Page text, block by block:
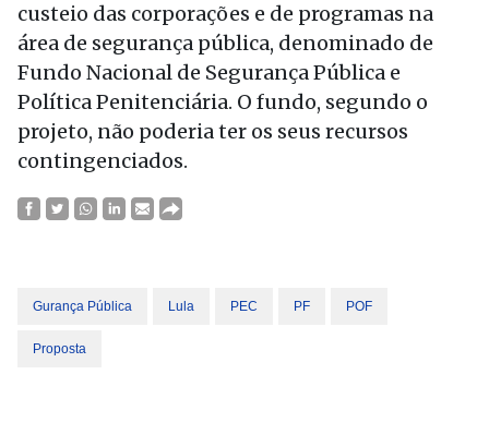
custeio das corporações e de programas na
área de segurança pública, denominado de
Fundo Nacional de Segurança Pública e
Política Penitenciária. O fundo, segundo o
projeto, não poderia ter os seus recursos
contingenciados.
Gurança Pública Lula PEC PF POF
Proposta